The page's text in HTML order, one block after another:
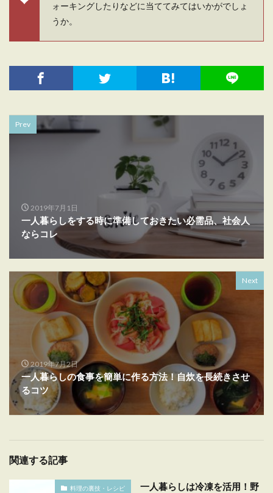
ォーキングしたりなどに当ててみてはいかがでしょ
うか。
Prev
2019年7月1日
一人暮らしをする時に準備しておきたい必需品、社会人
ならコレ
Next
2019年7月2日
一人暮らしの食事を簡単に作る方法！自炊を長続きさせ
るコツ
関連する記事
料理の裏技・レシピ
一人暮らしは冷凍を活用！野